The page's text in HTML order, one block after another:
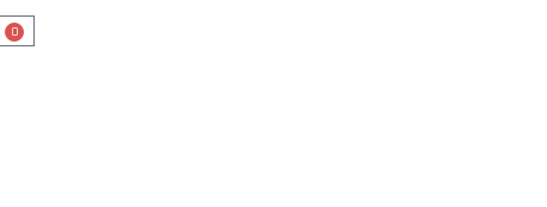
0
Cart